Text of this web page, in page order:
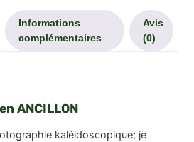
Informations
complémentaires
Avis
(0)
ANCILLON
kaléidoscopique; je